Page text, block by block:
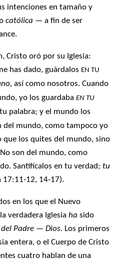
intenciones en tamaño y
católica — a fin de ser
Cristo oró por su Iglesia:
has dado, guárdalos EN TU
así como nosotros. Cuando
yo los guardabaEN TU
palabra; y el mundo los
del mundo, como tampoco yo
que los quites del mundo, sino
son del mundo, como
Santifícalos en tu verdad;tu
17:11-12, 14-17).
en los que el Nuevo
verdadera Iglesiaha sido
Padre — Dios. Los primeros
entera, o el Cuerpo de Cristo
cuatro hablan de una